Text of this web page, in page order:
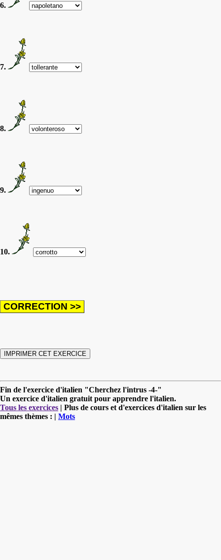
6.
7.
8.
9.
10.
Fin de l'exercice d'italien "Cherchez l'intrus -4-"
Un exercice d'italien gratuit pour apprendre l'italien.
Tous les exercices | Plus de cours et d'exercices d'italien sur les
mêmes thèmes : | Mots